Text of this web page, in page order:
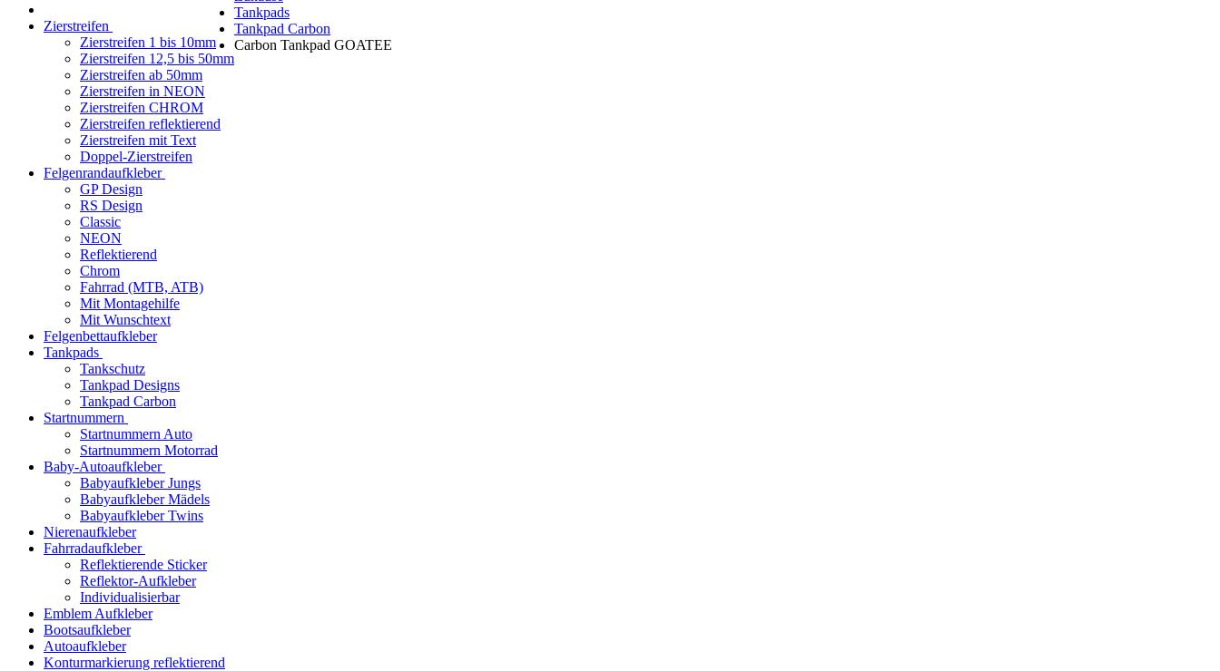
Zierstreifen
Zierstreifen 1 bis 10mm
Zierstreifen 12,5 bis 50mm
Zierstreifen ab 50mm
Zierstreifen in NEON
Zierstreifen CHROM
Zierstreifen reflektierend
Zierstreifen mit Text
Doppel-Zierstreifen
Felgenrandaufkleber
GP Design
RS Design
Classic
NEON
Reflektierend
Chrom
Fahrrad (MTB, ATB)
Mit Montagehilfe
Mit Wunschtext
Felgenbettaufkleber
Tankpads
Tankschutz
Tankpad Designs
Tankpad Carbon
Startnummern
Startnummern Auto
Startnummern Motorrad
Baby-Autoaufkleber
Babyaufkleber Jungs
Babyaufkleber Mädels
Babyaufkleber Twins
Nierenaufkleber
Fahrradaufkleber
Reflektierende Sticker
Reflektor-Aufkleber
Individualisierbar
Emblem Aufkleber
Bootsaufkleber
Autoaufkleber
Konturmarkierung reflektierend
Tankpads
Tankpad Carbon
Carbon Tankpad GOATEE